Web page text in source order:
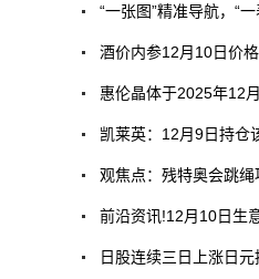
“一张图”精准导航，“
酒价内参12月10日价
惠伦晶体于2025年12
凯莱英：12月9日持仓
观焦点：残特奥会跳
前沿资讯!12月10日生
日股连续三日上涨日